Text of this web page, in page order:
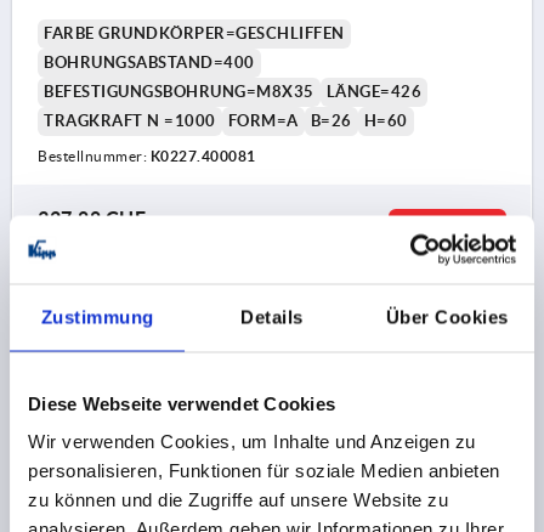
Zustimmung Details Über Cookies
Diese Webseite verwendet Cookies
Wir verwenden Cookies, um Inhalte und Anzeigen zu
personalisieren, Funktionen für soziale Medien anbieten
zu können und die Zugriffe auf unsere Website zu
FARBE GRUNDKÖRPER=GESCHLIFFEN
BOHRUNGSABSTAND=400
BEFESTIGUNGSBOHRUNG=M8X35
LÄNGE=426
TRAGKRAFT N =1000
FORM=A B=26 H=60
Bestellnummer: K0227.400081
327,88 CHF
zzgl. MwSt.
zzgl. Versandkosten
DETAILS
K0227 A